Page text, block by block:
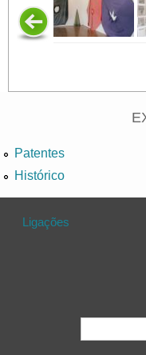
Patentes
Histórico
Ligações
Formulário de